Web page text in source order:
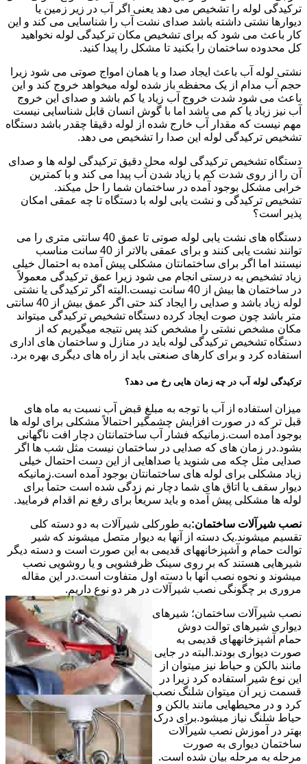
ترکیدگی لوله را تشخیص می دهد یعنی اگر آب در زیر زمین یا
دیوارها نشتی داشته باشد صدای نشت آب را شناسایی می کند و این
کار باعث می شود که برای تشخیص مکان ترکیدگی لوله نخواهید
کل محدوده ساختمان را بکنید تا مشکل را پیدا کنید.
نشتی لوله آب باعث ایجاد صدا و یا همان امواج صوتی می شود زیرا
حجم آب مدام از یک محفظه باز شده لوله میخواهد خروج کند و این
باعث می شود شدت خروج آب زیاد یا کم باشد و صدای این خروج
آب نیز زیاد یا کم می باشد اما با گوش انسان قابل شناسایی نیست
مهم نیست که مقدار آب خارج شده از لوله دقیقا چقدر باشد دستگاه
تشخیص ترکیدگی لوله این صدا را تشخیص می دهد.
دستگاه تشخیص ترکیدگی لوله محل دقیق ترکیدگی لوله ها و صدای
آن را از روی شدت کم یا زیاد شدن آب پیدا می کند و با کمترین
خرابی مشکل بوجود آمده در ساختمان شما را حل میکند.
تشخیص ترکیدگی و نشت یابی لوله با دستگاه تا چه عمقی امکان
پذیر است؟
دستگاه های نشت یابی لوله صوتی تا عمق 40 سانتی متری را می
توانند نشت یابی کنند و برای عمقی بالاتر از 40 سانت مناسب
نیستند اما اگر برای ساختمانتان مشکلی پیش آمده به احتمال خیلی
زیاد تشخیص به درستی انجام می شود زیرا عمق ترکیدگی معمولاً
در ساختمان ها بیش از 40 سانت نیست.البته اگر ترکیدگی یا نشتی
لوله زیاد باشد و صدایی را ایجاد کند حتی اگر عمق بیش از 40 سانتی
متر باشد چون صوت ایجاد کرده دستگاه تشخیص ترکیدگی میتواند
مکان مشخص نشتی را مشخص کند پس نتیجه میگیریم که از
دستگاه تشخیص ترکیدگی لوله باید در منازل و ساختمان های اداری
استفاده کرد و برای کارهای صنعتی باید از راه های دیگری بهره برد.
ترکیدگی لوله آب در چه زمان هایی رخ می دهد؟
میزان استفاده از آب با توجه به مبلغ قبض آب نسبت به ماه های
قبل تر که در صورت افزایش چشمگیر احتمالاً مشکلی برای لوله ها
بوجود آمده است.زمانیکه فشار آب ساختمانتان دچار افت ناگهانی
بشود.در زمان های که صدایی در ساختمان نیست مثل شب ها اگر
صدایی مثل چکه می شنوید یا صداهایی از این دست احتمال خیلی
زیاد مشکلی برای لوله های ساختمانتان بوجود آمده است.زمانیکه
دیوار سقف یا اتاق های شما دچار نم زدگی شده است حتماً برای
لوله ها مشکلی پیش آمده و باید سریعاً برای رفع نم اقدام فرمایید.
نصب شیرآلات ساختمان:به طورکلی شیرآلات به دو دسته کلی
تقسیم میشوند.یک دسته از آنها به دیوار متصل میشوند که شیر
توالت حمام و آشپزخانههای قدیمی به این صورت است و دسته دیگر
شیرهایی هستند که بر روی سینک ظرفشویی و یا روشویی نصب
میشوند و نحوه نصب آنها با دسته اول متفاوت است.در این مقاله
مروری بر چگونگی نصب شیرآلات در هر دو نوع داریم.
نصب شیرآلات ساختمان؛ شیرهای
دیواری شیرهای توالت دوش
حمام آشپزخانههای قدیمی به
صورت دیواری بودند.البته در جایی
مانند بالکن و حیاط نیز میتوان از
این نوع شیر استفاده کرد زیرا در
قسمت زیر آن میتوان شلنگ نصب
کرد و در محیطهایی مانند بالکن و
حیاط شلنگ نیاز میشود.برای درک
بهتر در آموزش نصب شیرآلات
ساختمان دیواری به صورت
مرحله به مرحله بیان شده است.